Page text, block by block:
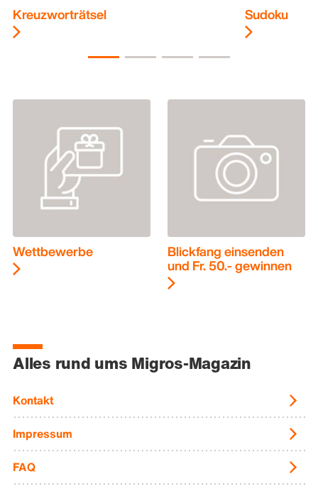
Kreuzworträtsel Sudoku
Wettbewerbe Blickfang einsenden
und Fr. 50.- gewinnen
Alles rund ums Migros-Magazin
Kontakt
Impressum
FAQ